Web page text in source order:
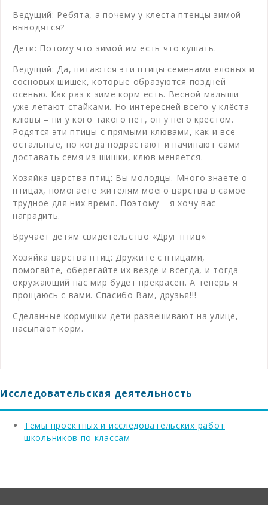
Ведущий: Ребята, а почему у клеста птенцы зимой
выводятся?
Дети: Потому что зимой им есть что кушать.
Ведущий: Да, питаются эти птицы семенами еловых и
сосновых шишек, которые образуются поздней
осенью. Как раз к зиме корм есть. Весной малыши
уже летают стайками. Но интересней всего у клёста
клювы – ни у кого такого нет, он у него крестом.
Родятся эти птицы с прямыми клювами, как и все
остальные, но когда подрастают и начинают сами
доставать семя из шишки, клюв меняется.
Хозяйка царства птиц: Вы молодцы. Много знаете о
птицах, помогаете жителям моего царства в самое
трудное для них время. Поэтому – я хочу вас
наградить.
Вручает детям свидетельство «Друг птиц».
Хозяйка царства птиц: Дружите с птицами,
помогайте, оберегайте их везде и всегда, и тогда
окружающий нас мир будет прекрасен. А теперь я
прощаюсь с вами. Спасибо Вам, друзья!!!
Сделанные кормушки дети развешивают на улице,
насыпают корм.
Исследовательская деятельность
Темы проектных и исследовательских работ
школьников по классам